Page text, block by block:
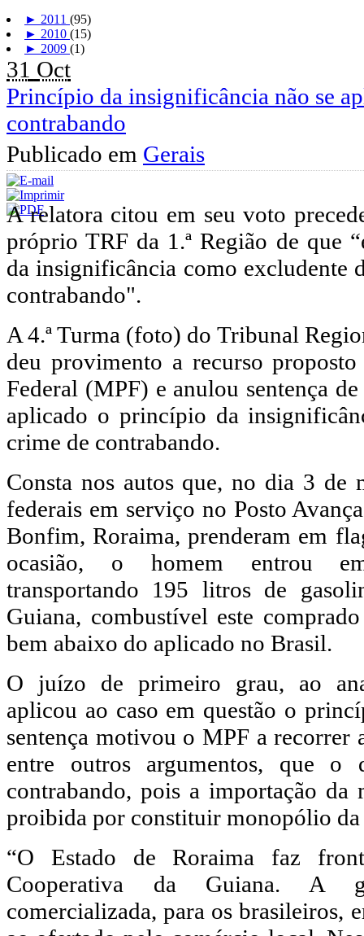
► 2011 (95)
► 2010 (15)
► 2009 (1)
31 Oct
Princípio da insignificância não se
contrabando
Publicado em Gerais
A relatora citou em seu voto
próprio TRF da 1.ª Região de que
da insignificância como excludente
contrabando".
A 4.ª Turma (foto) do Tribunal
deu provimento a recurso
Federal (MPF) e anulou sentença
aplicado o princípio da
crime de contrabando.
Consta nos autos que, no dia 3 de
federais em serviço no Posto
Bonfim, Roraima, prenderam em
ocasião, o homem entrou
transportando 195 litros de
Guiana, combustível este
bem abaixo do aplicado no Brasil.
O juízo de primeiro grau, ao
aplicou ao caso em questão o
sentença motivou o MPF a recorrer
entre outros argumentos, que
contrabando, pois a importação da
proibida por constituir monopólio
“O Estado de Roraima faz
Cooperativa da Guiana. A
comercializada, para os brasileiros,